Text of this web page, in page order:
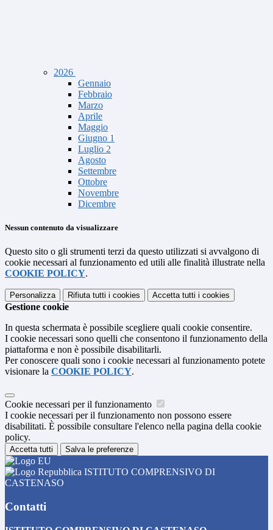
2026
Gennaio
Febbraio
Marzo
Aprile
Maggio
Giugno 1
Luglio 2
Agosto
Settembre
Ottobre
Novembre
Dicembre
Nessun contenuto da visualizzare
Questo sito o gli strumenti terzi da questo utilizzati si avvalgono di
cookie necessari al funzionamento ed utili alle finalità illustrate nella
COOKIE POLICY.
Personalizza Rifiuta tutti i cookies Accetta tutti i cookies
Gestione cookie
In questa schermata è possibile scegliere quali cookie consentire.
I cookie necessari sono quelli che consentono il funzionamento della
piattaforma e non è possibile disabilitarli.
Per conoscere quali sono i cookie necessari al funzionamento potete
visionare la COOKIE POLICY.
Cookie necessari per il funzionamento
I cookie necessari per il funzionamento non possono essere
disabilitati. È possibile consultare l'elenco nella pagina della cookie
policy.
Accetta tutti Salva le preferenze
ISTITUTO COMPRENSIVO DI
CASTENASO
Contatti